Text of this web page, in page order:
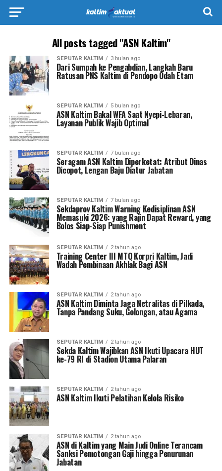
All posts tagged "ASN Kaltim"
SEPUTAR KALTIM 3 bulan ago
Dari Sumpah ke Pengabdian, Langkah Baru
Ratusan PNS Kaltim di Pendopo Odah Etam
SEPUTAR KALTIM 5 bulan ago
ASN Kaltim Bakal WFA Saat Nyepi-Lebaran,
Layanan Publik Wajib Optimal
SEPUTAR KALTIM 7 bulan ago
Seragam ASN Kaltim Diperketat: Atribut Dinas
Dicopot, Lengan Baju Diatur Jabatan
SEPUTAR KALTIM 7 bulan ago
Sekdaprov Kaltim Warning Kedisiplinan ASN
Memasuki 2026: yang Rajin Dapat Reward, yang
Bolos Siap-Siap Punishment
SEPUTAR KALTIM 2 tahun ago
Training Center III MTQ Korpri Kaltim, Jadi
Wadah Pembinaan Akhlak Bagi ASN
SEPUTAR KALTIM 2 tahun ago
ASN Kaltim Diminta Jaga Netralitas di Pilkada,
Tanpa Pandang Suku, Golongan, atau Agama
SEPUTAR KALTIM 2 tahun ago
Sekda Kaltim Wajibkan ASN Ikuti Upacara HUT
ke-79 RI di Stadion Utama Palaran
SEPUTAR KALTIM 2 tahun ago
ASN Kaltim Ikuti Pelatihan Kelola Risiko
SEPUTAR KALTIM 2 tahun ago
ASN di Kaltim yang Main Judi Online Terancam
Sanksi Pemotongan Gaji hingga Penurunan
Jabatan